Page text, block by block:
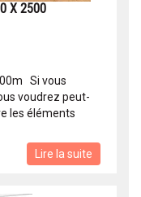
X 2500
Si vous
voudrez peut-
les éléments
Lire la suite